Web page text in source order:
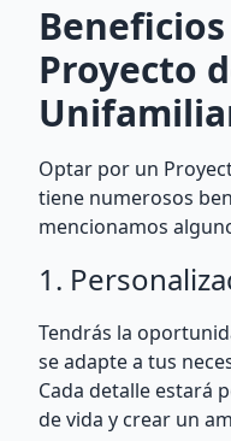
Proyecto
Optar por un
tiene numerosos
mencionamos
1.
Tendrás la
se adapte a tus
Cada detalle estará
de vida y crear un